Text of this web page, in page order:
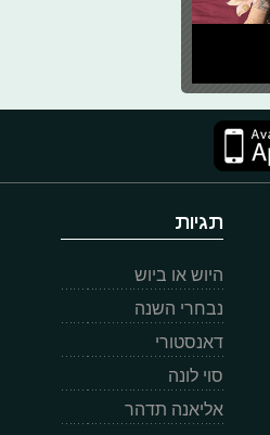
תגיות
היוש או ביוש
נבחרי השנה
דאנסטורי
סוי לונה
אליאנה תדהר